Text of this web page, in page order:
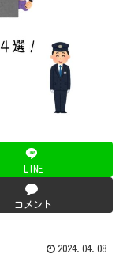
LINE
コメント
2024.04.08